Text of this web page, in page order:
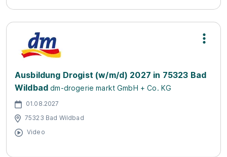
Ausbildung Drogist (w/m/d) 2027 in 75323 Bad
Wildbad dm-drogerie markt GmbH + Co. KG
01.08.2027
75323 Bad Wildbad
Video